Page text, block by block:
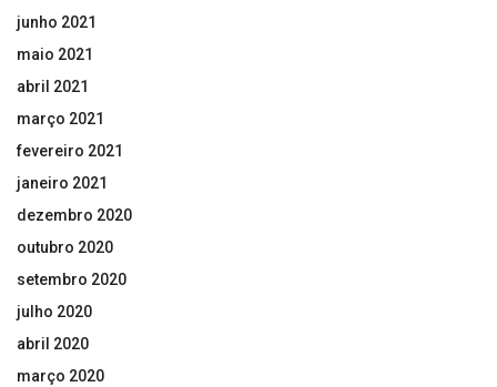
junho 2021
maio 2021
abril 2021
março 2021
fevereiro 2021
janeiro 2021
dezembro 2020
outubro 2020
setembro 2020
julho 2020
abril 2020
março 2020